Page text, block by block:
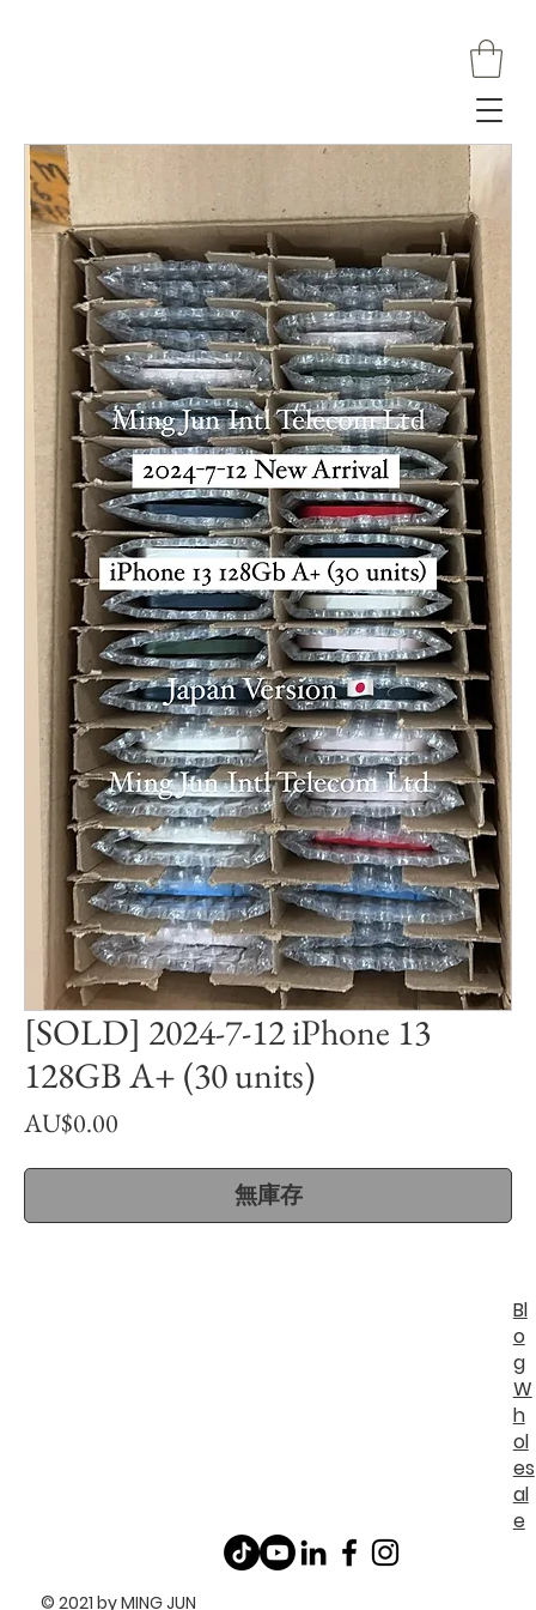
[SOLD] 2024-7-12 iPhone 13
128GB A+ (30 units)
AU$0.00
無庫存
© 2021 by MING JUN
Bl
o
g
W
h
ol
es
al
e